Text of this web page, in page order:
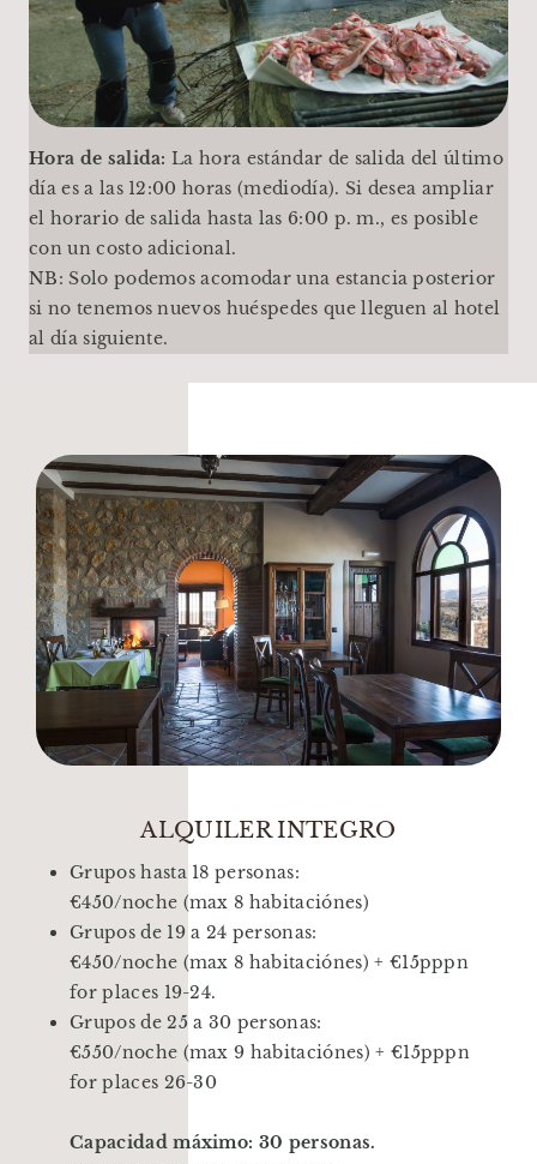
Hora de salida:La hora estándar de salida del último
día es a las 12:00 horas (mediodía). Si desea ampliar
el horario de salida hasta las 6:00 p. m., es posible
con un costo adicional.
NB: Solo podemos acomodar una estancia posterior
si no tenemos nuevos huéspedes que lleguen al hotel
al día siguiente.
ALQUILER INTEGRO
Grupos hasta 18 personas:
€450/noche (max 8 habitaciónes)
Grupos de 19 a 24 personas:
€450/noche (max 8 habitaciónes) + €15pppn
for places 19-24.
Grupos de 25 a 30 personas:
€550/noche (max 9 habitaciónes) + €15pppn
for places 26-30
Capacidad máximo: 30 personas.